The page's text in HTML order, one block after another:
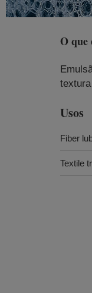
O que
Usos
Fiber
Textile